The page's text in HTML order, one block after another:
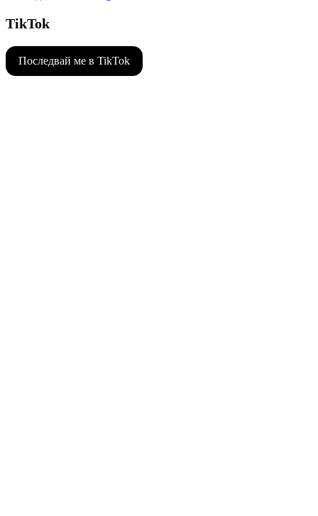
TikTok
Последвай ме в TikTok